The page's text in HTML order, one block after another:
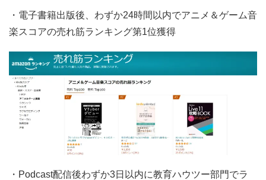
・電子書籍出版後、わずか24時間以内でアニメ＆ゲーム音
楽スコアの売れ筋ランキング第1位獲得
・Podcast配信後わずか3日以内に教育ハウツー部門でラ